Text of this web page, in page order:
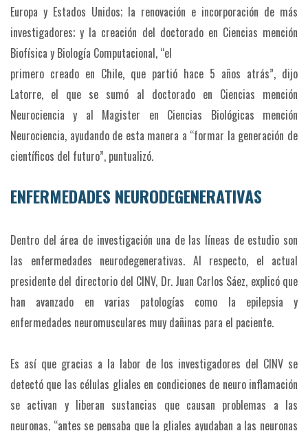
Europa y Estados Unidos; la renovación e incorporación de más
investigadores; y la creación del doctorado en Ciencias mención
Biofísica y Biología Computacional, “el
primero creado en Chile, que partió hace 5 años atrás”, dijo
Latorre, el que se sumó al doctorado en Ciencias mención
Neurociencia y al Magister en Ciencias Biológicas mención
Neurociencia, ayudando de esta manera a “formar la generación de
científicos del futuro”, puntualizó.
ENFERMEDADES NEURODEGENERATIVAS
Dentro del área de investigación una de las líneas de estudio son
las enfermedades neurodegenerativas. Al respecto, el actual
presidente del directorio del CINV, Dr. Juan Carlos Sáez, explicó que
han avanzado en varias patologías como la epilepsia y
enfermedades neuromusculares muy dañinas para el paciente.
Es así que gracias a la labor de los investigadores del CINV se
detectó que las células gliales en condiciones de neuro inflamación
se activan y liberan sustancias que causan problemas a las
neuronas, “antes se pensaba que la gliales ayudaban a las neuronas